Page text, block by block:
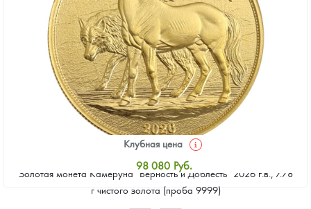
Золотая монета Камеруна "Верность и Доблесть" 2026 г.в., 7.78
г чистого золота (проба 9999)
Клубная цена
98 080 Руб.
Стандартная цена